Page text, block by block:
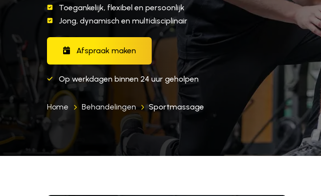
Toegankelijk, flexibel en persoonlijk
Jong, dynamisch en multidisciplinair
Afspraak maken
Op werkdagen binnen 24 uur geholpen
Home Behandelingen Sportmassage